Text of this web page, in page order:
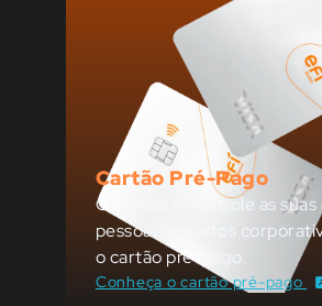
Cartão Pré-Pago
Organize e controle as suas
pessoais e gastos
o cartão pré-pago.
Conheça o cartão pré-pago